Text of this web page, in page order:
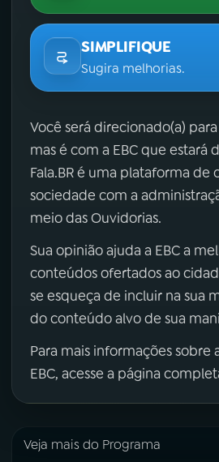
SIMPLIFIQUE
Sugira melhorias.
Você será direcionado(a) para
mas é com a EBC que estará
Fala.BR é uma plataforma de
sociedade com a
meio das Ouvidorias.
Sua opinião ajuda a EBC a
conteúdos ofertados ao
se esqueça de incluir na sua
do conteúdo alvo de sua
Para mais informações sobre
EBC, acesse a página
Veja mais do Programa